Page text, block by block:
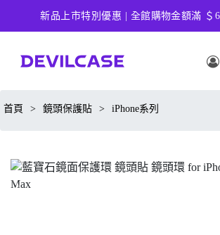
新品上市特別優惠 | 全館購物金額滿 ＄
首頁 > 鏡頭保護貼 > iPhone系列